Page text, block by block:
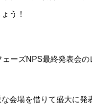
う！
ェーズNPS最終発表会の
会場を借りて盛大に発